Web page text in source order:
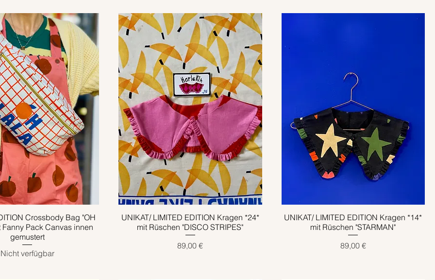
SchnellansichtCrossbody Bag "OH
Fanny Pack Canvas innen
gemustert
Nicht verfügbar
Schnellansicht
UNIKAT/ LIMITED EDITION Kragen *24*
mit Rüschen "DISCO STRIPES"
Preis
89,00 €
Schnellansicht
UNIKAT/ LIMITED EDITION Kragen *14*
mit Rüschen "STARMAN"
Preis
89,00 €